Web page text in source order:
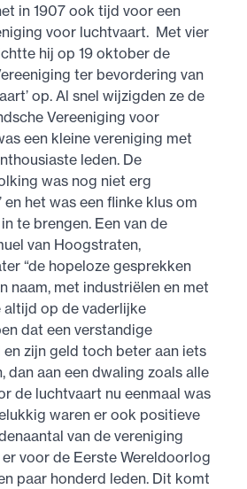
in 1907 ook tijd voor een
voor luchtvaart. Met vier
hij op 19 oktober de
ter bevordering van
op. Al snel wijzigden ze de
Vereeniging voor
een kleine vereniging met
leden. De
was nog niet erg
en het was een flinke klus om
te brengen. Een van de
van Hoogstraten,
“de hopeloze gesprekken
naam, met industriëlen en met
altijd op de vaderlijke
dat een verstandige
zijn geld toch beter aan iets
dan aan een dwaling zoals alle
de luchtvaart nu eenmaal was
waren er ook positieve
van de vereniging
voor de Eerste Wereldoorlog
paar honderd leden. Dit komt